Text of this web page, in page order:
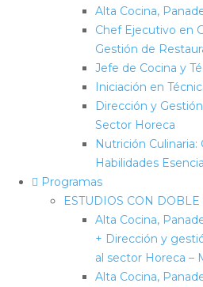
Alta Cocina,
Chef Ejecutivo en
Gestión de
Jefe de Cocina y
Iniciación en
Dirección y
Sector Horeca
Nutrición
Habilidades
Programas
ESTUDIOS CON
Alta Cocina,
+ Dirección y
al sector Horeca –
Alta Cocina,